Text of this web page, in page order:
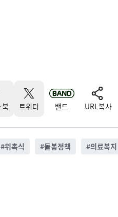
트위터 밴드 URL복사
#위촉식 #돌봄정책 #의료복지